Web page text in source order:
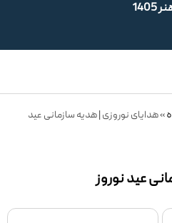
»هدایای نوروزی | هدیه سازمانی عید
عید نوروز